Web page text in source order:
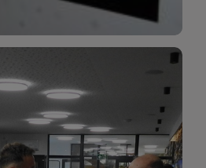
estetycznych doznań!
WIĘCEJ